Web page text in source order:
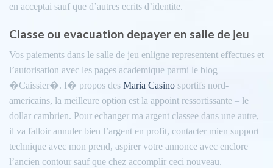
en acceptai sauf que d’autres ecrits d’identite.
Classe ou evacuation depayer en salle de jeu
Vos paiements dans le salle de jeu enligne representent effectues et
l’autorisation avec les pages academique parmi le blog
�Caissier�. I� propos des Maria Casino sportifs nord-
americains, la meilleure option est la appoint ressortissante – le
dollar cambrien. Pour echanger ma argent classee dans une autre,
il va falloir annuler bien l’argent en profit, contacter mien support
technique avec mon prend, aspirer votre annonce avec enclore
l’ancien contour sauf que chez accomplir ceci nouveau.